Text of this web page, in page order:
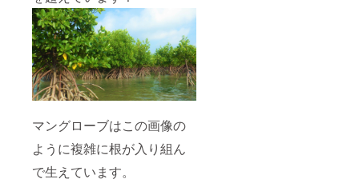
マングローブはこの画像の
ように複雑に根が入り組ん
で生えています。